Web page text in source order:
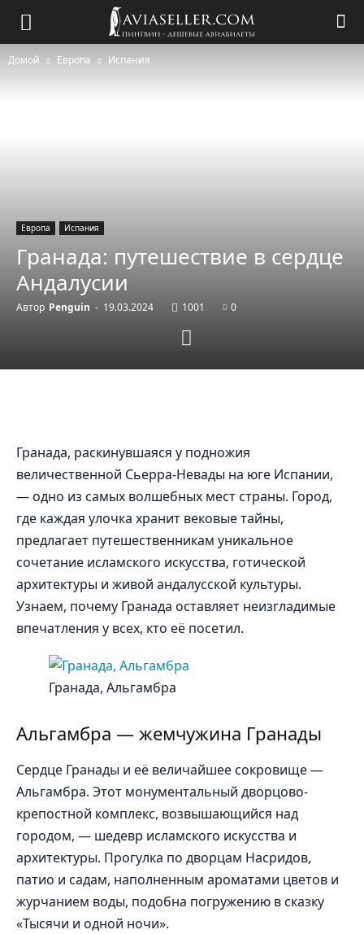
Домой Европа Испания
Европа Испания
Гранада: путешествие в сердце
Андалусии
Автор Penguin - 19.03.2024 1001 0
Гранада, раскинувшаяся у подножия
величественной Сьерра-Невады на юге Испании,
— одно из самых волшебных мест страны. Город,
где каждая улочка хранит вековые тайны,
предлагает путешественникам уникальное
сочетание исламского искусства, готической
архитектуры и живой андалусской культуры.
Узнаем, почему Гранада оставляет неизгладимые
впечатления у всех, кто её посетил.
Гранада, Альгамбра
Альгамбра — жемчужина Гранады
Сердце Гранады и её величайшее сокровище —
Альгамбра. Этот монументальный дворцово-
крепостной комплекс, возвышающийся над
городом, — шедевр исламского искусства и
архитектуры. Прогулка по дворцам Насридов,
патио и садам, наполненным ароматами цветов и
журчанием воды, подобна погружению в сказку
«Тысячи и одной ночи».